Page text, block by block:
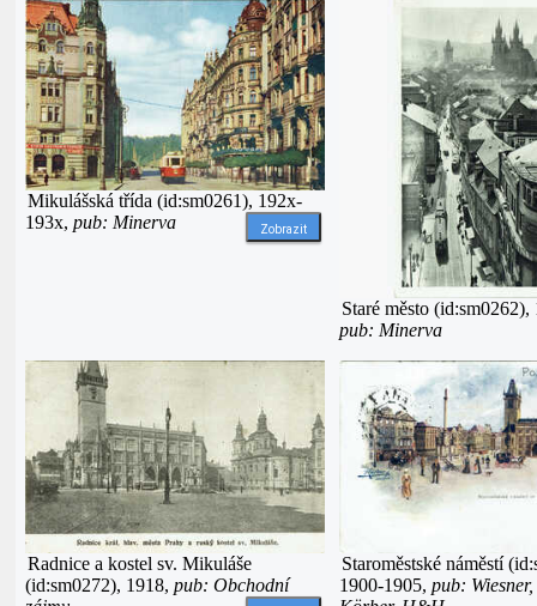
Mikulášská třída (id:sm0261), 192x-
193x, pub: Minerva Zobrazit
Staré město
pub: Minerva
Radnice a kostel sv. Mikuláše
(id:sm0272), 1918, pub: Obchodní
Staroměstské náměstí
1900-1905, pub: